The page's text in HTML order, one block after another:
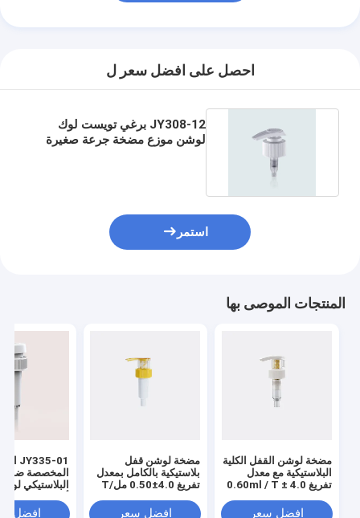
احصل على افضل سعر ل
JY308-12 برغي تويست لوك
لوشن موزع مضخة جرعة صغيرة
استمر
المنتجات الموصى بها
مضخة لوشن القفل الكلية
البلاستيكية مع معدل
تفريغ 4.0 ± 0.60ml / T
افضل سعر
مضخة لوشن قفل
بلاستيكية بالكامل بمعدل
تفريغ 4.0±0.50 مل/T
افضل سعر
المخصصة ضد
البلاستيكي
افضل